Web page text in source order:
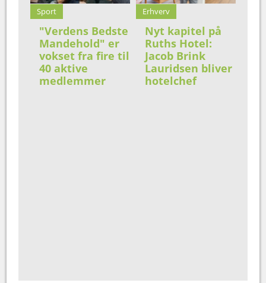
Sport
"Verdens Bedste
Mandehold" er
vokset fra fire til
40 aktive
medlemmer
Erhverv
Nyt kapitel på
Ruths Hotel:
Jacob Brink
Lauridsen bliver
hotelchef